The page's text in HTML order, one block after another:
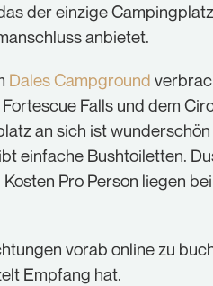
der einzige
anbietet.
Dales Campground
Falls und dem
an sich ist
einfache Bushtoiletten.
Pro Person liegen bei
vorab online zu
Empfang hat.